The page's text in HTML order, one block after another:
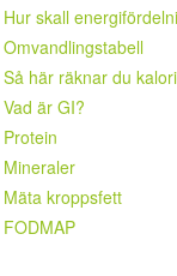
Hur skall
Omvandlingstabell
Så här räknar du
Vad är GI?
Protein
Mineraler
Mäta kroppsfett
FODMAP